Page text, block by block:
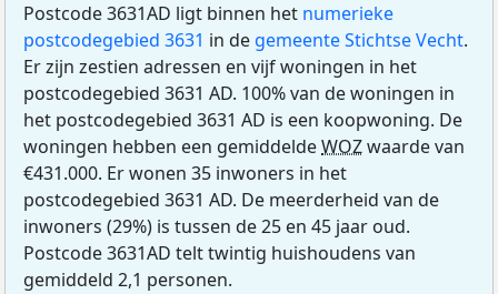
Postcode 3631AD ligt binnen het numerieke
postcodegebied 3631 in de gemeente Stichtse Vecht.
Er zijn zestien adressen en vijf woningen in het
postcodegebied 3631 AD. 100% van de woningen in
het postcodegebied 3631 AD is een koopwoning. De
woningen hebben een gemiddeldeWOZwaarde van
€431.000. Er wonen 35 inwoners in het
postcodegebied 3631 AD. De meerderheid van de
inwoners (29%) is tussen de 25 en 45 jaar oud.
Postcode 3631AD telt twintig huishoudens van
gemiddeld 2,1 personen.